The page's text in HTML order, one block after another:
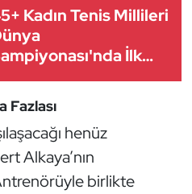
Kadın Tenis Millileri
İlk
Fazlası
henüz
Alkaya’nın
birlikte